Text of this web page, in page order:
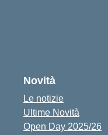
Novità
Le notizie
Ultime Novità
Open Day 2025/26